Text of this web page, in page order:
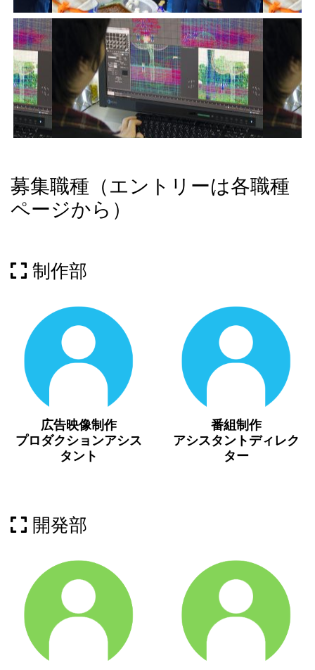
募集職種（エントリーは各職種
ページから）
制作部
広告映像制作
プロダクションアシス
タント
番組制作
アシスタントディレク
ター
開発部